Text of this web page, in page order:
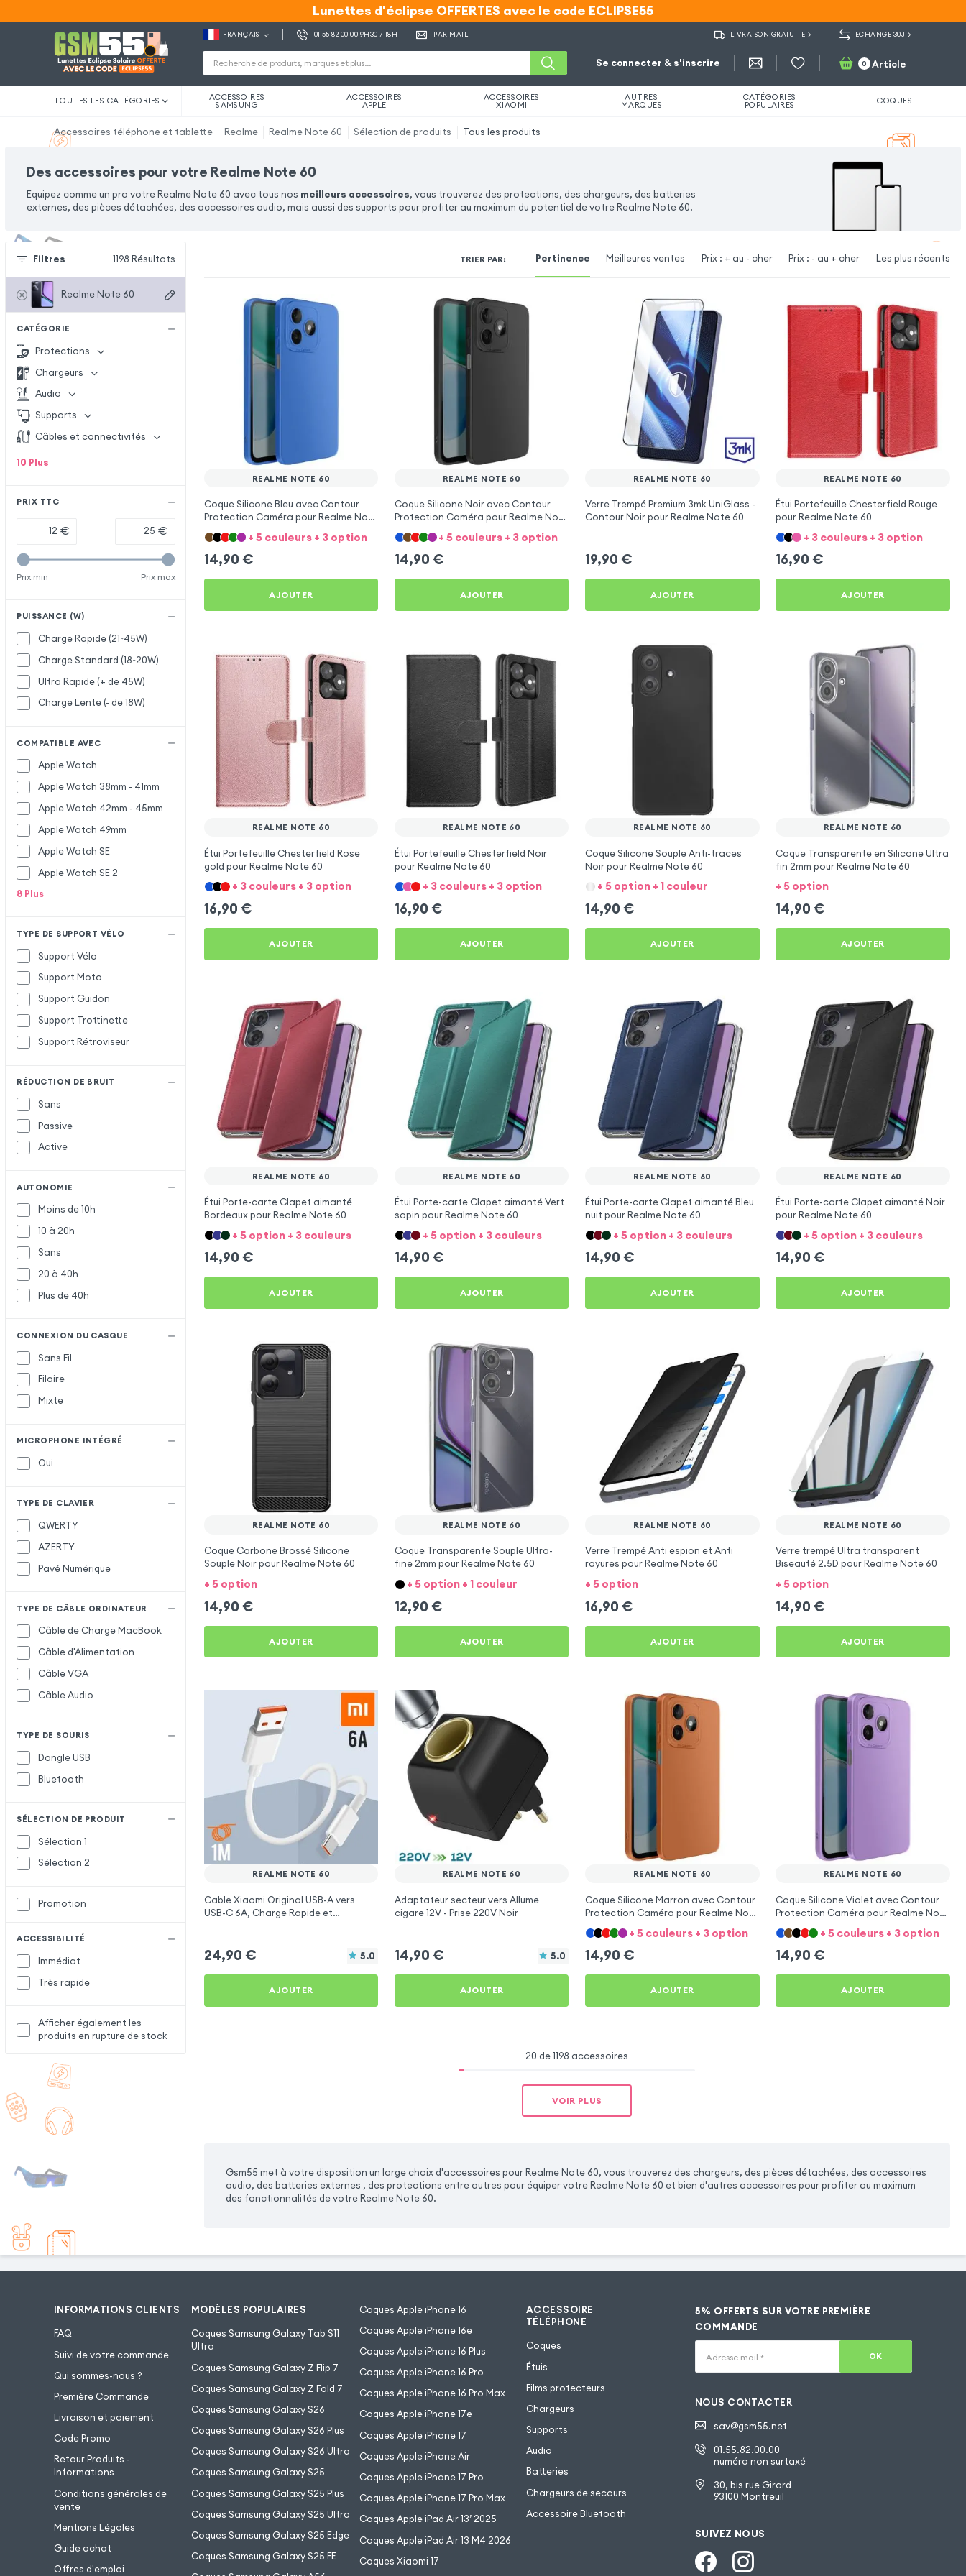
Lunettes d'éclipse OFFERTES avec le code ECLIPSE55
Lunettes d'éclipse OFFERTES avec le code ECLIPSE55
FRANÇAIS 01 55 82 00 00 9H30 / 18H PAR MAIL LIVRAISON GRATUITE ECHANGE 30J
Se connecter & s'inscrire 0 Article
TOUTES LES CATÉGORIES ACCESSOIRES
SAMSUNG
ACCESSOIRES
APPLE
ACCESSOIRES
XIAOMI
AUTRES
MARQUES
CATÉGORIES
POPULAIRES COQUES
Accessoires téléphone et tablette Realme Realme Note 60 Sélection de produits Tous les produits
Des accessoires pour votre Realme Note 60
Equipez comme un pro votre Realme Note 60 avec tous nos meilleurs accessoires, vous trouverez des protections, des chargeurs, des batteries
externes, des pièces détachées, des accessoires audio, mais aussi des supports pour profiter au maximum du potentiel de votre Realme Note 60.
Filtres 1198 Résultats
Realme Note 60
CATÉGORIE
Protections
Chargeurs
Audio
Supports
Câbles et connectivités
10 Plus
PRIX TTC
€ €
Prix min Prix max
PUISSANCE (W)
Charge Rapide (21~45W)
Charge Standard (18~20W)
Ultra Rapide (+ de 45W)
Charge Lente (- de 18W)
COMPATIBLE AVEC
Apple Watch
Apple Watch 38mm - 41mm
Apple Watch 42mm - 45mm
Apple Watch 49mm
Apple Watch SE
Apple Watch SE 2
8 Plus
TYPE DE SUPPORT VÉLO
Support Vélo
Support Moto
Support Guidon
Support Trottinette
Support Rétroviseur
RÉDUCTION DE BRUIT
Sans
Passive
Active
AUTONOMIE
Moins de 10h
10 à 20h
Sans
20 à 40h
Plus de 40h
CONNEXION DU CASQUE
Sans Fil
Filaire
Mixte
MICROPHONE INTÉGRÉ
Oui
TYPE DE CLAVIER
QWERTY
AZERTY
Pavé Numérique
TYPE DE CÂBLE ORDINATEUR
Câble de Charge MacBook
Câble d'Alimentation
Câble VGA
Câble Audio
TYPE DE SOURIS
Dongle USB
Bluetooth
SÉLECTION DE PRODUIT
Sélection 1
Sélection 2
Promotion
ACCESSIBILITÉ
Immédiat
Très rapide
Afficher également les
produits en rupture de stock
TRIER PAR: Pertinence Meilleures ventes Prix : + au - cher Prix : - au + cher Les plus récents
REALME NOTE 60
Coque Silicone Bleu avec Contour
Protection Caméra pour Realme Note
60
+ 5 couleurs + 3 option
14,90 €
AJOUTER
REALME NOTE 60
Coque Silicone Noir avec Contour
Protection Caméra pour Realme Note
60
+ 5 couleurs + 3 option
14,90 €
AJOUTER
REALME NOTE 60
Verre Trempé Premium 3mk UniGlass -
Contour Noir pour Realme Note 60
19,90 €
AJOUTER
REALME NOTE 60
Étui Portefeuille Chesterfield Rouge
pour Realme Note 60
+ 3 couleurs + 3 option
16,90 €
AJOUTER
REALME NOTE 60
Étui Portefeuille Chesterfield Rose
gold pour Realme Note 60
+ 3 couleurs + 3 option
16,90 €
AJOUTER
REALME NOTE 60
Étui Portefeuille Chesterfield Noir
pour Realme Note 60
+ 3 couleurs + 3 option
16,90 €
AJOUTER
REALME NOTE 60
Coque Silicone Souple Anti-traces
Noir pour Realme Note 60
+ 5 option + 1 couleur
14,90 €
AJOUTER
REALME NOTE 60
Coque Transparente en Silicone Ultra
fin 2mm pour Realme Note 60
+ 5 option
14,90 €
AJOUTER
REALME NOTE 60
Étui Porte-carte Clapet aimanté
Bordeaux pour Realme Note 60
+ 5 option + 3 couleurs
14,90 €
AJOUTER
REALME NOTE 60
Étui Porte-carte Clapet aimanté Vert
sapin pour Realme Note 60
+ 5 option + 3 couleurs
14,90 €
AJOUTER
REALME NOTE 60
Étui Porte-carte Clapet aimanté Bleu
nuit pour Realme Note 60
+ 5 option + 3 couleurs
14,90 €
AJOUTER
REALME NOTE 60
Étui Porte-carte Clapet aimanté Noir
pour Realme Note 60
+ 5 option + 3 couleurs
14,90 €
AJOUTER
REALME NOTE 60
Coque Carbone Brossé Silicone
Souple Noir pour Realme Note 60
+ 5 option
14,90 €
AJOUTER
REALME NOTE 60
Coque Transparente Souple Ultra-
fine 2mm pour Realme Note 60
+ 5 option + 1 couleur
12,90 €
AJOUTER
REALME NOTE 60
Verre Trempé Anti espion et Anti
rayures pour Realme Note 60
+ 5 option
16,90 €
AJOUTER
REALME NOTE 60
Verre trempé Ultra transparent
Biseauté 2.5D pour Realme Note 60
+ 5 option
14,90 €
AJOUTER
REALME NOTE 60
Cable Xiaomi Original USB-A vers
USB-C 6A, Charge Rapide et
24,90 € 5.0
AJOUTER
REALME NOTE 60
Adaptateur secteur vers Allume
cigare 12V - Prise 220V Noir
14,90 € 5.0
AJOUTER
REALME NOTE 60
Coque Silicone Marron avec Contour
Protection Caméra pour Realme Note
60
+ 5 couleurs + 3 option
14,90 €
AJOUTER
REALME NOTE 60
Coque Silicone Violet avec Contour
Protection Caméra pour Realme Note
60
+ 5 couleurs + 3 option
14,90 €
AJOUTER
20 de 1198 accessoires
VOIR PLUS
Gsm55 met à votre disposition un large choix d'accessoires pour Realme Note 60, vous trouverez des chargeurs, des pièces détachées, des accessoires
audio, des batteries externes , des protections entre autres pour équiper votre Realme Note 60 et bien d'autres accessoires pour profiter au maximum
des fonctionnalités de votre Realme Note 60.
INFORMATIONS CLIENTS
FAQ
Suivi de votre commande
Qui sommes-nous ?
Première Commande
Livraison et paiement
Code Promo
Retour Produits -
Informations
Conditions générales de
vente
Mentions Légales
Guide achat
Offres d'emploi
MODÈLES POPULAIRES
Coques Samsung Galaxy Tab S11
Ultra
Coques Samsung Galaxy Z Flip 7
Coques Samsung Galaxy Z Fold 7
Coques Samsung Galaxy S26
Coques Samsung Galaxy S26 Plus
Coques Samsung Galaxy S26 Ultra
Coques Samsung Galaxy S25
Coques Samsung Galaxy S25 Plus
Coques Samsung Galaxy S25 Ultra
Coques Samsung Galaxy S25 Edge
Coques Samsung Galaxy S25 FE
Coques Apple iPhone 16
Coques Apple iPhone 16e
Coques Apple iPhone 16 Plus
Coques Apple iPhone 16 Pro
Coques Apple iPhone 16 Pro Max
Coques Apple iPhone 17e
Coques Apple iPhone 17
Coques Apple iPhone Air
Coques Apple iPhone 17 Pro
Coques Apple iPhone 17 Pro Max
Coques Apple iPad Air 13’ 2025
Coques Apple iPad Air 13 M4 2026
Coques Xiaomi 17
ACCESSOIRE
TÉLÉPHONE
Coques
Étuis
Films protecteurs
Chargeurs
Supports
Audio
Batteries
Chargeurs de secours
Accessoire Bluetooth
5% OFFERTS SUR VOTRE PREMIÈRE
COMMANDE
Adresse mail * OK
NOUS CONTACTER
sav@gsm55.net
01.55.82.00.00
numéro non surtaxé
30, bis rue Girard
93100 Montreuil
SUIVEZ NOUS